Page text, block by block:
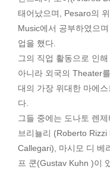
태어났으며, Pesaro의
Music에서 공부하였으
업을 했다.
그의 직업 활동으로 인
아니라 외국의 Theater
대의 가장 위대한 마에
다.
그들 중에는 도나토 렌
브리뇰리 (Roberto
Callegari), 마시모 디 베
프 쿤(Gustav Kuhn )이